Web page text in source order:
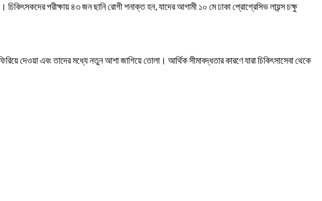
পরীক্ষায় ৪৩ জন ছানি রোগী শনাক্ত হন, যাদের আগামী ১০ মে ঢাকা প্রোগ্রেসিভ লায়ন্স চক্ষু
দেওয়া এবং তাদের মধ্যে নতুন আশা জাগিয়ে তোলা। আর্থিক সীমাবদ্ধতার কারণে যারা চিকিৎসাসেবা থেকে